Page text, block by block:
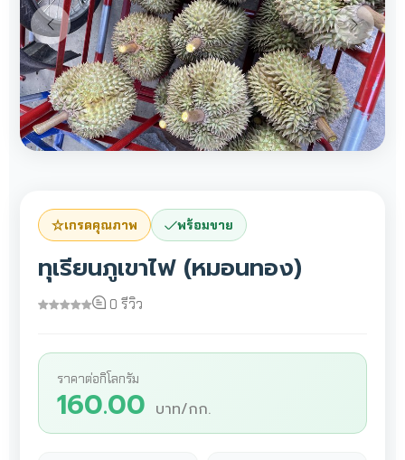
Previous Next
เกรดคุณภาพ พร้อมขาย
ทุเรียนภูเขาไฟ (หมอนทอง)
0 รีวิว
ราคาต่อกิโลกรัม
160.00 บาท/กก.